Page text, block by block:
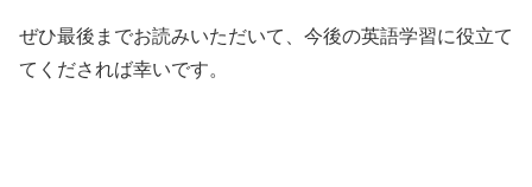
ぜひ最後までお読みいただいて、今後の英語学習に役立て
てくだされば幸いです。